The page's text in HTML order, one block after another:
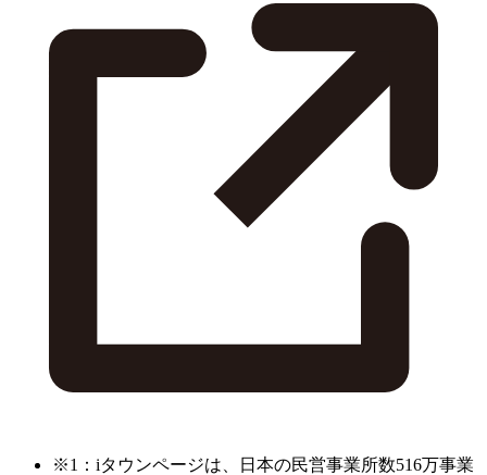
※1：iタウンページは、日本の民営事業所数516万事業